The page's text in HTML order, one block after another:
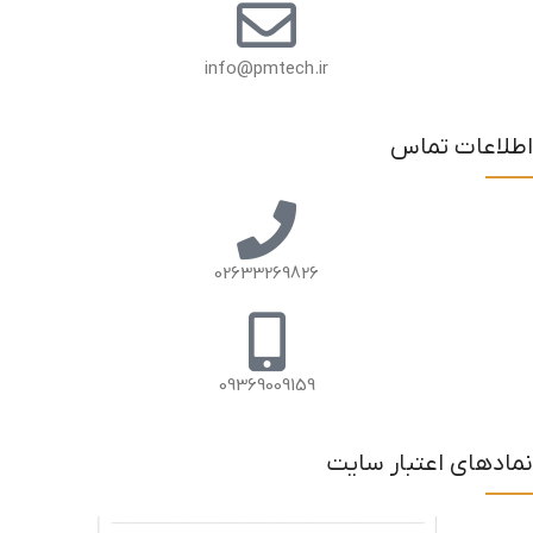
info@pmtech.ir
اطلاعات تماس
02633269826
09369009159
نمادهای اعتبار سایت